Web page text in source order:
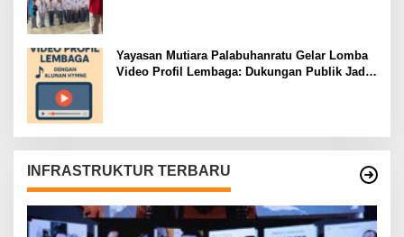
Yayasan Mutiara Palabuhanratu Gelar Lomba
Video Profil Lembaga: Dukungan Publik Jadi
INFRASTRUKTUR TERBARU